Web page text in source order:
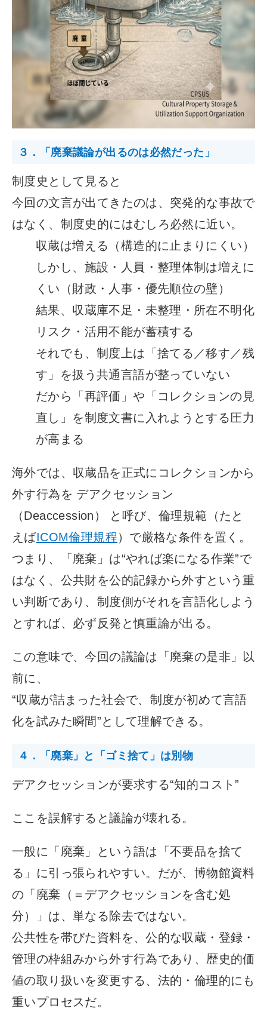
３．「廃棄議論が出るのは必然だった」
制度史として見ると
今回の文言が出てきたのは、突発的な事故で
はなく、制度史的にはむしろ必然に近い。
収蔵は増える（構造的に止まりにくい）
しかし、施設・人員・整理体制は増えに
くい（財政・人事・優先順位の壁）
結果、収蔵庫不足・未整理・所在不明化
リスク・活用不能が蓄積する
それでも、制度上は「捨てる／移す／残
す」を扱う共通言語が整っていない
だから「再評価」や「コレクションの見
直し」を制度文書に入れようとする圧力
が高まる
海外では、収蔵品を正式にコレクションから
外す行為を デアクセッション
（Deaccession） と呼び、倫理規範（たと
えばICOM倫理規程）で厳格な条件を置く。
つまり、「廃棄」は“やれば楽になる作業”で
はなく、公共財を公的記録から外すという重
い判断であり、制度側がそれを言語化しよう
とすれば、必ず反発と慎重論が出る。
この意味で、今回の議論は「廃棄の是非」以
前に、
“収蔵が詰まった社会で、制度が初めて言語
化を試みた瞬間”として理解できる。
４．「廃棄」と「ゴミ捨て」は別物
デアクセッションが要求する“知的コスト”
ここを誤解すると議論が壊れる。
一般に「廃棄」という語は「不要品を捨て
る」に引っ張られやすい。だが、博物館資料
の「廃棄（＝デアクセッションを含む処
分）」は、単なる除去ではない。
公共性を帯びた資料を、公的な収蔵・登録・
管理の枠組みから外す行為であり、歴史的価
値の取り扱いを変更する、法的・倫理的にも
重いプロセスだ。